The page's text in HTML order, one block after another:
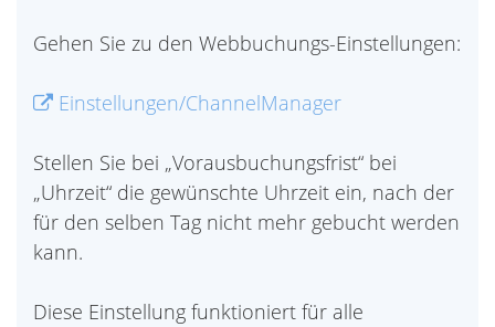
Gehen Sie zu den Webbuchungs-Einstellungen:
Einstellungen/ChannelManager
Stellen Sie bei „Vorausbuchungsfrist“ bei
„Uhrzeit“ die gewünschte Uhrzeit ein, nach der
für den selben Tag nicht mehr gebucht werden
kann.
Diese Einstellung funktioniert für alle